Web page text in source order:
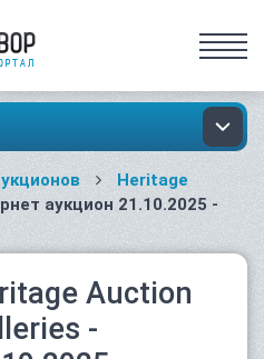
Heritage
аукцион 21.10.2025 -
Auction
-